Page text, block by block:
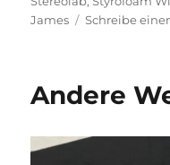
James
Schreibe
Andere